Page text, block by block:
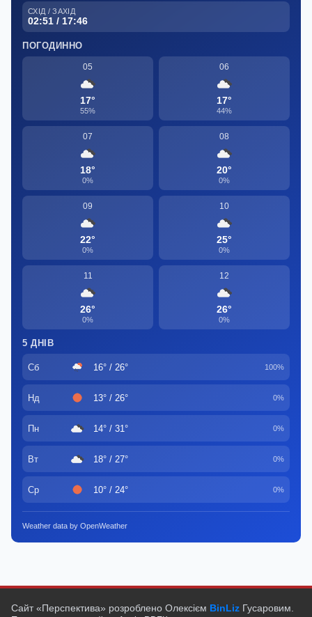
СХІД / ЗАХІД
02:51 / 17:46
ПОГОДИННО
05
17°
55%
06
17°
44%
07
18°
0%
08
20°
0%
09
22°
0%
10
25°
0%
11
26°
0%
12
26°
0%
5 ДНІВ
Сб 16° / 26° 100%
Нд 13° / 26° 0%
Пн 14° / 31° 0%
Вт 18° / 27° 0%
Ср 10° / 24° 0%
Weather data by OpenWeather
Сайт «Перспектива» розроблено Олексієм BinLiz Гусаровим.